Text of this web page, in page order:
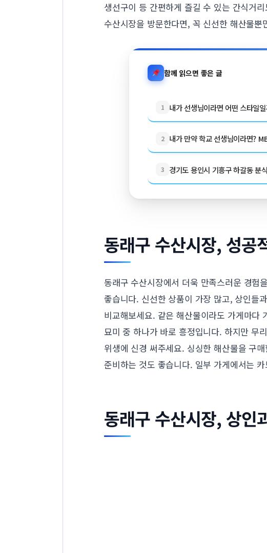
생선구이 등 간편하게 즐길 수 있는 간식거
수산시장을 방문한다면, 꼭 신선한 해산물
함께 읽으면 좋은 글
1 내가 선생님이라면 어떤 스타일
2 내가 만약 학교 선생님이라면?
3 경기도 용인시 기흥구 하갈동 분
동래구 수산시장, 성공
동래구 수산시장에서 더욱 만족스러운 경험
좋습니다. 신선한 상품이 가장 많고, 상인들
비교해보세요. 같은 해산물이라도 가게마다
묘미 중 하나가 바로 흥정입니다. 하지만 무
위생에 신경 써주세요. 싱싱한 해산물을 구
준비하는 것도 좋습니다. 일부 가게에서는
동래구 수산시장, 상인